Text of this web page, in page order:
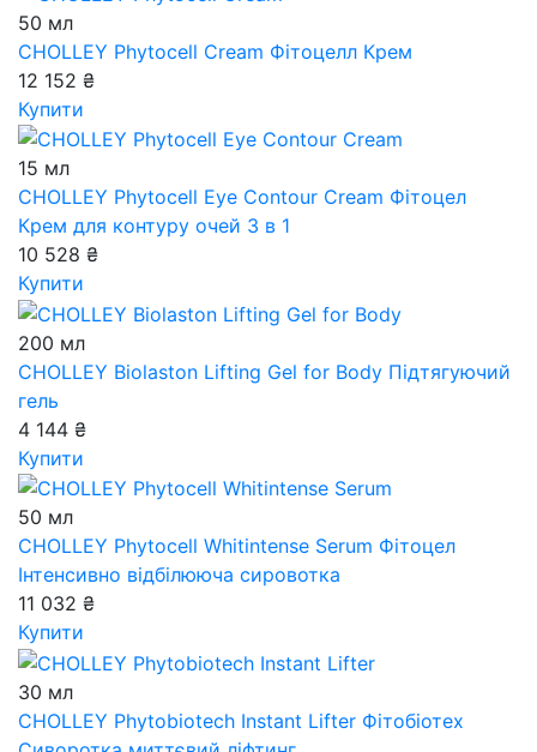
50 мл
CHOLLEY Phytocell Cream Фітоцелл Крем
12 152 ₴
Купити
15 мл
CHOLLEY Phytocell Eye Contour Cream Фітоцел
Крем для контуру очей 3 в 1
10 528 ₴
Купити
200 мл
CHOLLEY Biolaston Lifting Gel for Body Підтягуючий
гель
4 144 ₴
Купити
50 мл
CHOLLEY Phytocell Whitintense Serum Фітоцел
Інтенсивно відбілююча сировотка
11 032 ₴
Купити
30 мл
CHOLLEY Phytobiotech Instant Lifter Фітобіотех